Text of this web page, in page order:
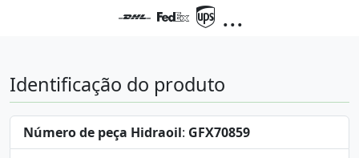
...
Identificação do produto
Número de peça Hidraoil: GFX70859